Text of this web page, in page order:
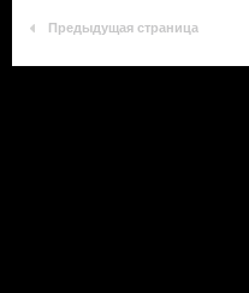
Предыдущая страница